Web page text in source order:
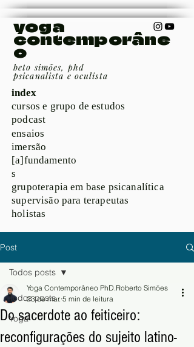
yoga
contemporâne
o
beto simões, phd
psicanalista e oculista
index
cursos e grupo de estudos
podcast
ensaios
imersão
[a]fundamento
s
grupoterapia em base psicanalítica
supervisão para terapeutas
holistas
Post
Todos posts
Yoga
Todos posts
Do sacerdote ao feiticeiro:
reconfigurações do sujeito latino-
Yoga Contemporâneo PhD.Roberto Simões
23 de mar. 5 min de leitura